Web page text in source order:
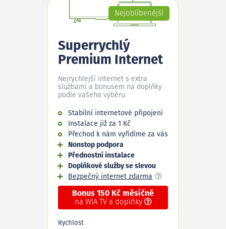
Nejoblíbenější
Superrychlý
Premium Internet
Nejrychlejší internet s extra
službami a bonusem na doplňky
podle vašeho výběru.
Stabilní internetové připojení
Instalace již za 1 Kč
Přechod k nám vyřídíme za vás
Nonstop podpora
Přednostní instalace
Doplňkové služby se slevou
Bezpečný internet zdarma
Bonus 150 Kč měsíčně
na WIA TV a doplňky
Rychlost